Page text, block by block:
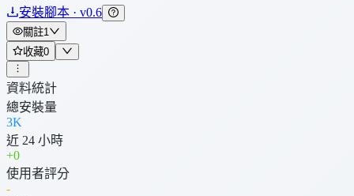
安裝腳本 · v0.6
關註1
收藏0
資料統計
總安裝量
3K
近 24 小時
+0
使用者評分
-